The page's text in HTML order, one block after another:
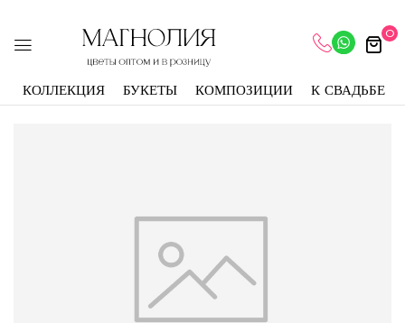
0
КОЛЛЕКЦИЯ БУКЕТЫ КОМПОЗИЦИИ К СВАДЬБЕ